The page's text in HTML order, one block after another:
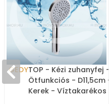
GEDYTOP - Kézi zuhanyfej -
Ötfunkciós - D11,5cm -
Kerek - Víztakarékos -